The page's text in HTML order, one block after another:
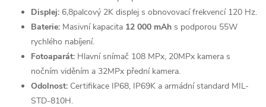
Displej: 6,8palcový 2K displej s obnovovací frekvencí 120 Hz.
Baterie: Masivní kapacita 12 000 mAh s podporou 55W
rychlého nabíjení.
Fotoaparát: Hlavní snímač 108 MPx, 20MPx kamera s
nočním viděním a 32MPx přední kamera.
Odolnost: Certifikace IP68, IP69K a armádní standard MIL-
STD-810H.